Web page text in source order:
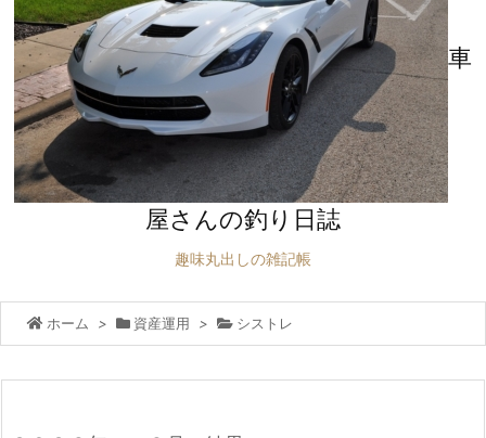
車
屋さんの釣り日誌
趣味丸出しの雑記帳
ホーム > 資産運用 > シストレ